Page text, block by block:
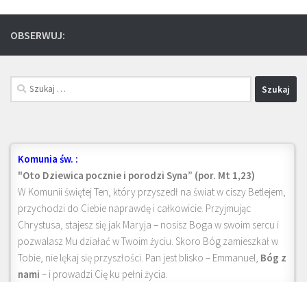
OBSERWUJ:
Szukaj:
Komunia św. :
"Oto Dziewica pocznie i porodzi Syna” (por. Mt 1,23)
W Komunii świętej Ten, który przyszedł na świat w ciszy Betlejem,
przychodzi do Ciebie naprawdę i całkowicie. Przyjmując
Chrystusa, stajesz się jak Maryja – nosisz Boga w swoim sercu i
pozwalasz Mu działać w Twoim życiu. Skoro Bóg zamieszkał w
Tobie, nie lękaj się przyszłości. Pan jest blisko – Emmanuel, Bóg z
nami – i prowadzi Cię ku pełni życia.